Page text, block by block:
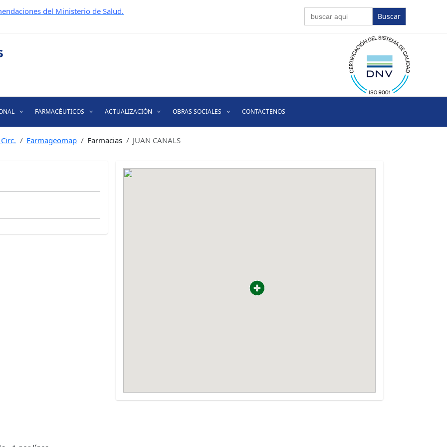
del Ministerio de Salud. Buscar:
FARMACÉUTICOS ACTUALIZACIÓN OBRAS SOCIALES CONTACTENOS
Farmageomap Farmacias JUAN CANALS